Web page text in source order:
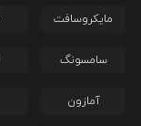
مایکروسافت
سامسونگ
آمازون